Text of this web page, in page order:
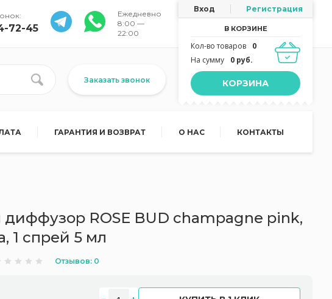
72-45
Ежедневно
8:00 —
22:00
Вход Регистрация
В КОРЗИНЕ
Кол-во товаров
0
На сумму
0 руб.
КОРЗИНА
Заказать звонок
ГАРАНТИЯ И ВОЗВРАТ О НАС КОНТАКТЫ
диффузор ROSE BUD champagne pink,
1 спрей 5 мл
Отзывов: 0